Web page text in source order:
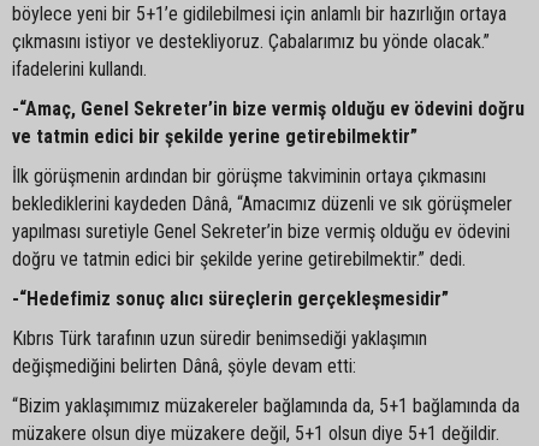
böylece yeni bir 5+1’e gidilebilmesi için anlamlı bir hazırlığın ortaya
çıkmasını istiyor ve destekliyoruz. Çabalarımız bu yönde olacak.”
ifadelerini kullandı.
-“Amaç, Genel Sekreter’in bize vermiş olduğu ev ödevini doğru
ve tatmin edici bir şekilde yerine getirebilmektir”
İlk görüşmenin ardından bir görüşme takviminin ortaya çıkmasını
beklediklerini kaydeden Dânâ, “Amacımız düzenli ve sık görüşmeler
yapılması suretiyle Genel Sekreter’in bize vermiş olduğu ev ödevini
doğru ve tatmin edici bir şekilde yerine getirebilmektir.” dedi.
-“Hedefimiz sonuç alıcı süreçlerin gerçekleşmesidir”
Kıbrıs Türk tarafının uzun süredir benimsediği yaklaşımın
değişmediğini belirten Dânâ, şöyle devam etti:
“Bizim yaklaşımımız müzakereler bağlamında da, 5+1 bağlamında da
müzakere olsun diye müzakere değil, 5+1 olsun diye 5+1 değildir.